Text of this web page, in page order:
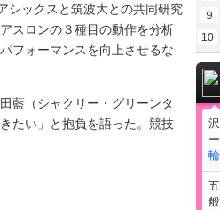
シックスと筑波大との共同研究
スロンの３種目の動作を分析
フォーマンスを向上させるな
藍（シャクリー・グリーンタ
たい」と抱負を語った。競技
９
10
輪